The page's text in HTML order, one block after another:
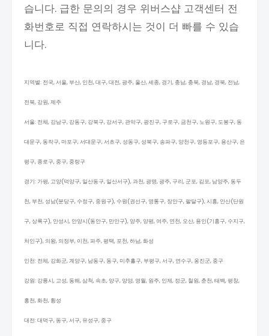
습니다. 급한 문의의 경우 위버스샵 고객센터 전
화번호로 직접 연락하시는 것이 더 빠를 수 있습
니다.
지역별: 전국, 서울, 부산, 인천, 대구, 대전, 광주, 울산, 세종, 경기, 충남, 충북, 경남, 경북, 전남,
전북, 강원, 제주
서울: 전체, 강남구, 강동구, 강북구, 강서구, 관악구, 광진구, 구로구, 금천구, 노원구, 도봉구, 동
대문구, 동작구, 마포구, 서대문구, 서초구, 성동구, 성북구, 송파구, 양천구, 영등포구, 용산구, 은
평구, 종로구, 중구, 중랑구
경기: 가평, 고양(덕양구, 일산동구, 일산서구), 과천, 광명, 광주, 구리, 군포, 김포, 남양주, 동두
천, 부천, 성남(분당구, 수정구, 중원구), 수원(권선구, 영통구, 장안구, 팔달구), 시흥, 안산(단원
구, 상록구), 안성시, 안양시(동안구, 만안구), 양주, 양평, 여주, 연천, 오산, 용인(기흥구, 수지구,
처인구), 의왕, 의정부, 이천, 파주, 평택, 포천, 하남, 화성
인천: 전체, 강화군, 계양구, 남동구, 동구, 미추홀구, 부평구, 서구, 연수구, 옹진군, 중구
강원: 강릉시, 고성, 동해, 삼척, 속초, 양구, 양양, 영월, 원주, 인제, 정군, 철원, 춘천, 태백, 평창,
홍천, 화천, 횡성
대전: 대덕구, 동구, 서구, 유성구, 중구